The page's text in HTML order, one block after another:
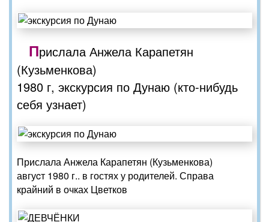
Прислала Анжела Карапетян
(Кузьменкова)
1980 г, экскурсия по Дунаю (кто-нибудь
себя узнает)
Прислала Анжела Карапетян (Кузьменкова)
авгуcт 1980 г.. в гостях у родителей. Справа
крайний в очках Цветков